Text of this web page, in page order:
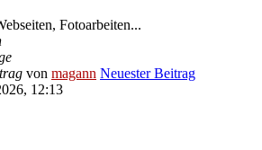
Fotoarbeiten...
von magann Neuester Beitrag
12:13